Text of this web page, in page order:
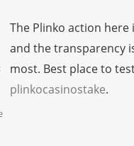
The Plinko action here
and the transparency
most. Best place to
plinkocasinostake.